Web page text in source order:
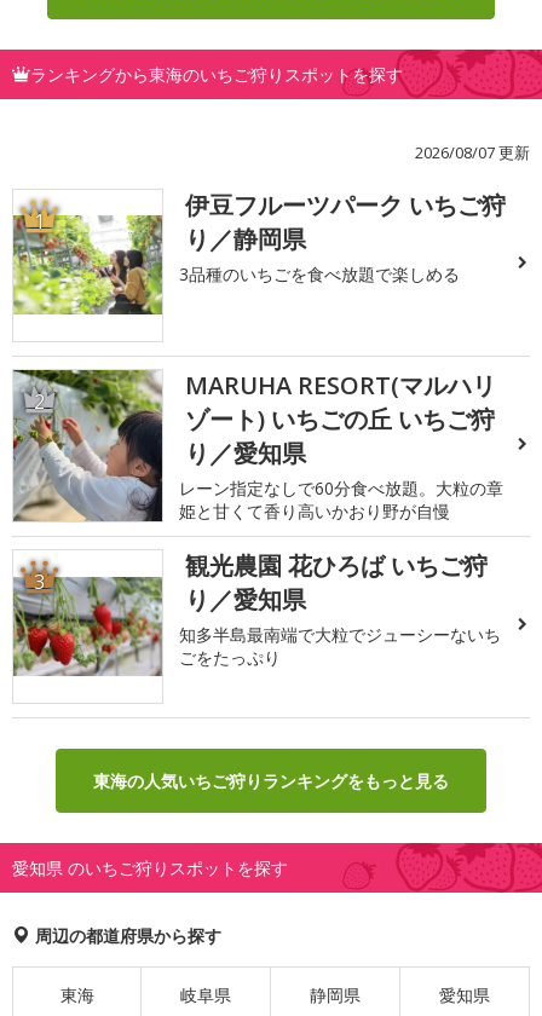
ランキングから東海のいちご狩りスポットを探す
2026/08/07 更新
1
伊豆フルーツパーク いちご狩
り／静岡県
3品種のいちごを食べ放題で楽しめる
2
MARUHA RESORT(マルハリ
ゾート) いちごの丘 いちご狩
り／愛知県
レーン指定なしで60分食べ放題。大粒の章
姫と甘くて香り高いかおり野が自慢
3
観光農園 花ひろば いちご狩
り／愛知県
知多半島最南端で大粒でジューシーないち
ごをたっぷり
東海の人気いちご狩りランキングをもっと見る
愛知県 のいちご狩りスポットを探す
周辺の都道府県から探す
東海 岐阜県 静岡県 愛知県